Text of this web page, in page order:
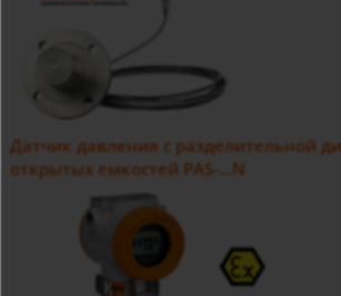
Датчик давления с разделительной
открытых емкостей PAS-...N